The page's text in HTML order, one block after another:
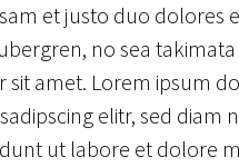
et justo duo dolores
no sea
sit amet. Lorem ipsum
elitr, sed diam
ut labore et dolore